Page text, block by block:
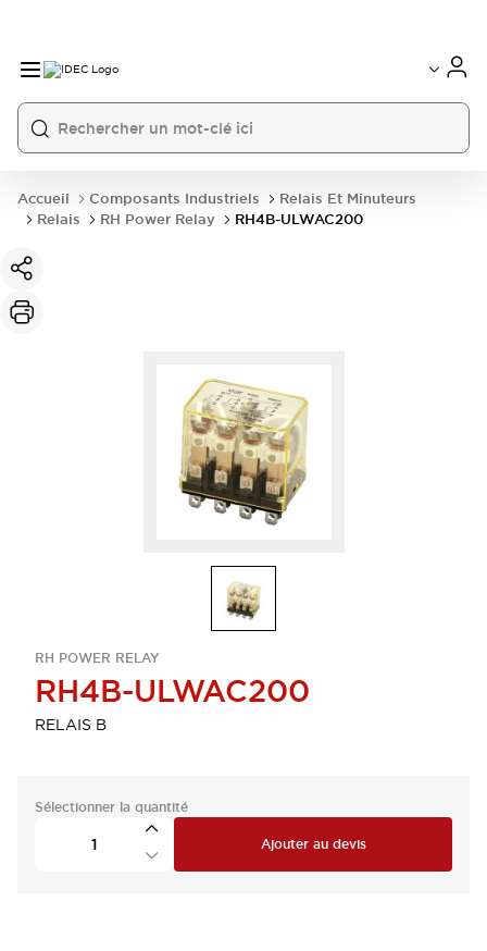
Accueil Composants Industriels
Relais Et Minuteurs
Relais
RH Power Relay RH4B-ULWAC200
RH POWER RELAY
RH4B-ULWAC200
RELAIS B
Sélectionner la quantité
Ajouter au devis